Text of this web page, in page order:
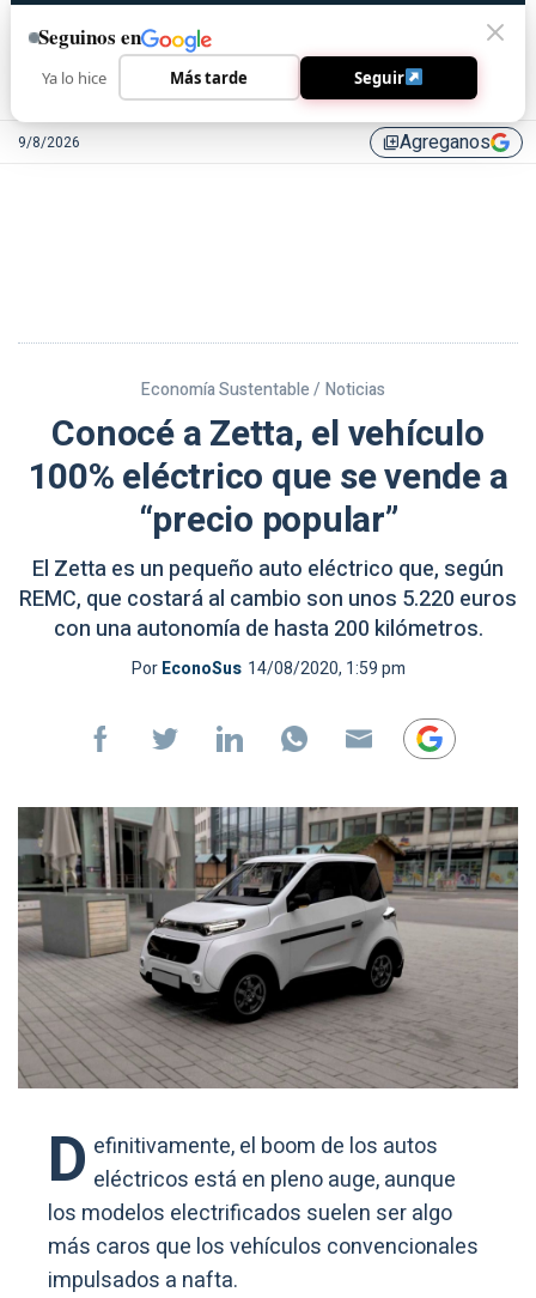
9/8/2026 library_addAgreganos
Economía Sustentable / Noticias
Conocé a Zetta, el vehículo
100% eléctrico que se vende a
“precio popular”
El Zetta es un pequeño auto eléctrico que, según
REMC, que costará al cambio son unos 5.220 euros
con una autonomía de hasta 200 kilómetros.
PorEconoSus 14/08/2020, 1:59 pm
D efinitivamente, el boom de los autos
eléctricos está en pleno auge, aunque
los modelos electrificados suelen ser algo
más caros que los vehículos convencionales
impulsados a nafta.
Seguinos en
Ya lo hice Más tarde Seguir